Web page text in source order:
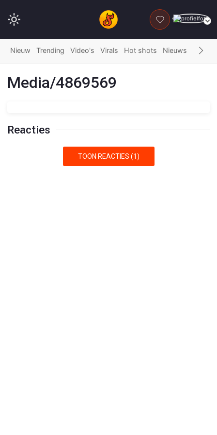
DONEER
Nieuw Trending Video's Virals Hot shots Nieuws Fails
Media/4869569
Reacties
TOON REACTIES (1)